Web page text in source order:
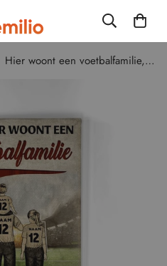
Hier woont een voetbalfamilie, Aanpasbaar Canvas Voor Familie